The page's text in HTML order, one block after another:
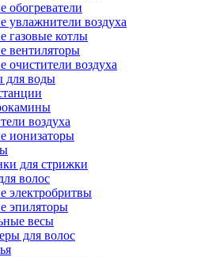
обогреватели
увлажнители воздуха
газовые котлы
вентиляторы
очистители воздуха
для воды
воздуха
ионизаторы
для стрижки
волос
электробритвы
эпиляторы
весы
для волос